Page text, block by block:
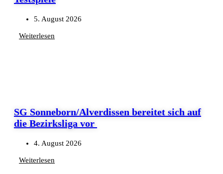
5. August 2026
Weiterlesen
SG Sonneborn/Alverdissen bereitet sich auf
die Bezirksliga vor
4. August 2026
Weiterlesen